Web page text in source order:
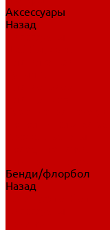
Аксессуары
Назад
Бенди/флорбол
Назад